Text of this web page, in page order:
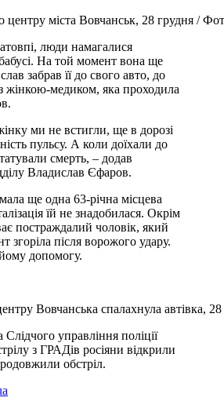
центру міста Вовчанськ, 28 грудня /
люди намагалися
На той момент вона ще
забрав її до свого авто, до
жінкою-медиком, яка проходила
ми не встигли, ще в дорозі
пульсу. А коли доїхали до
смерть, – додав
Владислав Єфаров.
ще одна 63-річна місцева
їй не знадобилася. Окрім
постраждалий чоловік, який
згоріла після ворожого удару.
допомогу.
центру Вовчанська спалахнула
управління поліції
з ГРАДів росіяни відкрили
обстріл.